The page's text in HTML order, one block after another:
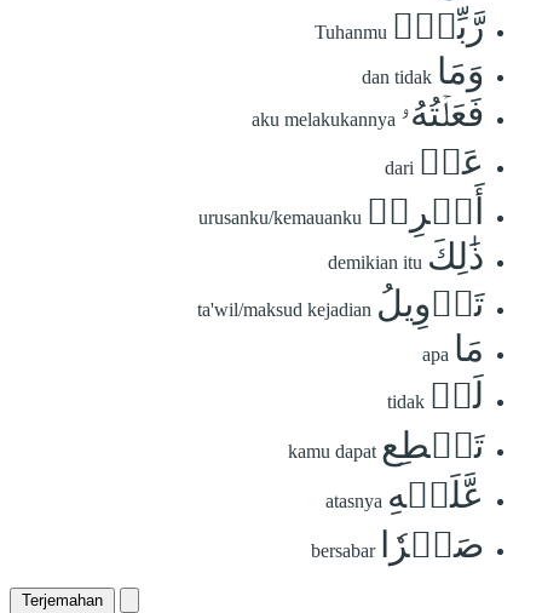
رَّبِّكَۚ Tuhanmu
وَمَا dan tidak
فَعَلۡتُهُۥ aku melakukannya
عَنۡ dari
أَمۡرِيۚ urusanku/kemauanku
ذَٰلِكَ demikian itu
تَأۡوِيلُ ta'wil/maksud kejadian
مَا apa
لَمۡ tidak
تَسۡطِع kamu dapat
عَّلَيۡهِ atasnya
صَبۡرٗا bersabar
Terjemahan